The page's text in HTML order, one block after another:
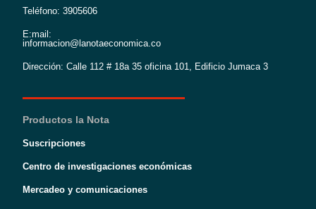
Teléfono: 3905606
E:mail:
informacion@lanotaeconomica.co
Dirección: Calle 112 # 18a 35 oficina 101, Edificio Jumaca 3
Productos la Nota
Suscripciones
Centro de investigaciones económicas
Mercadeo y comunicaciones